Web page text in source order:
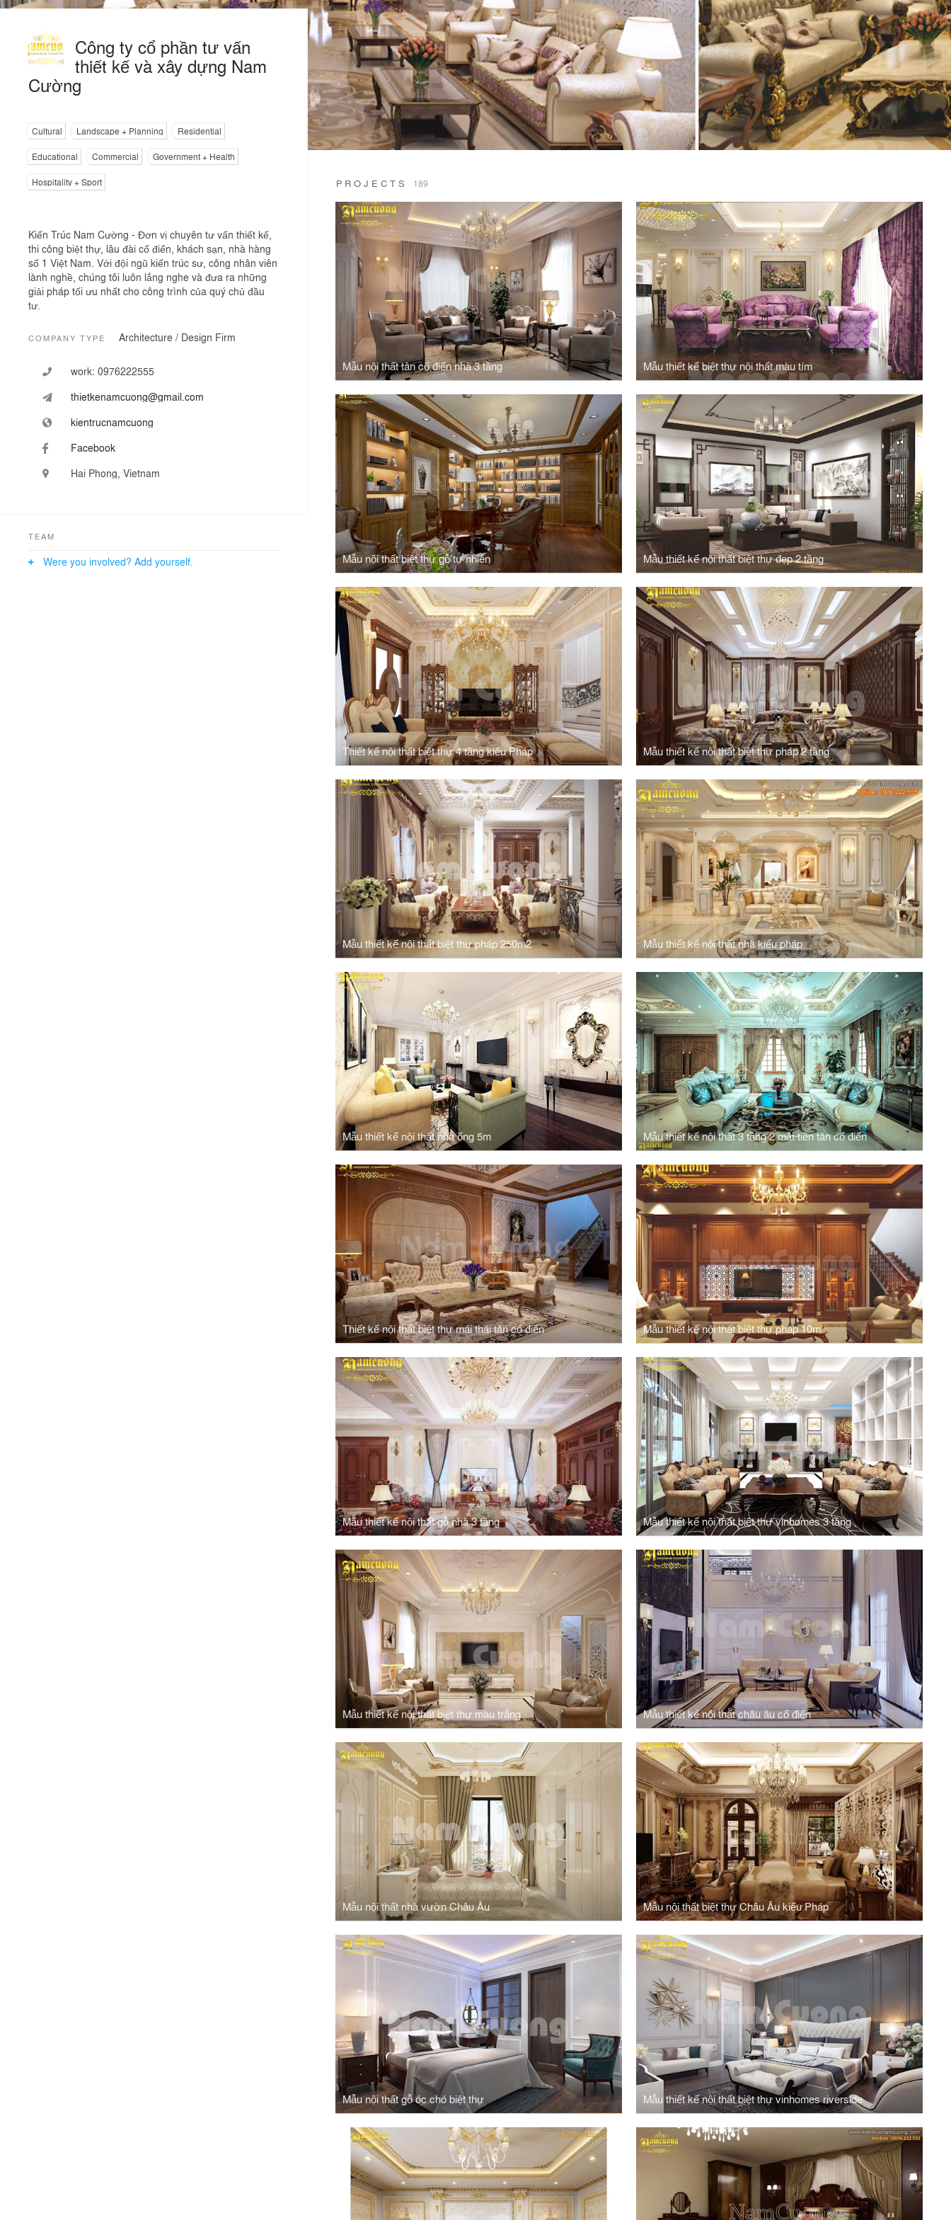
PROJECTS 189
Mẫu nội thất tân cổ điển nhà 3 tầng Mẫu thiết kế biệt thự nội thất màu tím
Mẫu nội thất biệt thự gỗ tự nhiên Mẫu thiết kế nội thất biệt thự đẹp 2 tầng
Thiết kế nội thất biệt thự 4 tầng kiểu Pháp Mẫu thiết kế nội thất biệt thự pháp 2 tầng
Mẫu thiết kế nội thất biệt thự pháp 250m2 Mẫu thiết kế nội thất nhà kiểu pháp
Mẫu thiết kế nội thất nhà ống 5m Mẫu thiết kế nội thất 3 tầng 2 mặt tiền tân cổ điển
Thiết kế nội thất biệt thự mái thái tân cổ điển Mẫu thiết kế nội thất biệt thự pháp 10m
Mẫu thiết kế nội thất gỗ nhà 3 tầng Mẫu thiết kế nội thất biệt thự vinhomes 3 tầng
Mẫu thiết kế nội thất biệt thự màu trắng Mẫu thiết kế nội thất châu âu cổ điển
Mẫu nội thất nhà vườn Châu Âu Mẫu nội thất biệt thự Châu Âu kiểu Pháp
Mẫu nội thất gỗ óc chó biệt thự Mẫu thiết kế nội thất biệt thự vinhomes riverside
Công ty cổ phần tư vấn
thiết kế và xây dựng Nam
Cường
Cultural Landscape + Planning
Residential
Educational
Commercial
Government + Health
Hospitality + Sport
Kiến Trúc Nam Cường - Đơn vị chuyên tư vấn thiết kế,
thi công biệt thự, lâu đài cổ điển, khách sạn, nhà hàng
số 1 Việt Nam. Với đội ngũ kiến trúc sư, công nhân viên
lành nghề, chúng tôi luôn lắng nghe và đưa ra những
giải pháp tối ưu nhất cho công trình của quý chủ đầu
tư.
COMPANY TYPE Architecture / Design Firm
work: 0976222555
thietkenamcuong@gmail.com
kientrucnamcuong
Facebook
Hai Phong, Vietnam
TEAM
Were you involved? Add yourself.